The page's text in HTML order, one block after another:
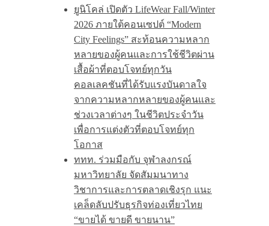
ยูนิโคล่ เปิดตัว LifeWear Fall/Winter
2026 ภายใต้คอนเซปต์ “Modern
City Feelings” สะท้อนความหลาก
หลายของผู้คนและการใช้ชีวิตผ่าน
เสื้อผ้าที่ตอบโจทย์ทุกวัน
คอลเลคชันที่ได้รับแรงบันดาลใจ
จากความหลากหลายของผู้คนและ
ช่วงเวลาต่างๆ ในชีวิตประจำวัน
เพื่อการแต่งตัวที่ตอบโจทย์ทุก
โอกาส
ททท. ร่วมมือกับ จุฬาลงกรณ์
มหาวิทยาลัย จัดสัมมนาทาง
วิชาการและการตลาดเชิงรุก แนะ
เคล็ดลับปรับธุรกิจท่องเที่ยวไทย
“ขายได้ ขายดี ขายนาน”